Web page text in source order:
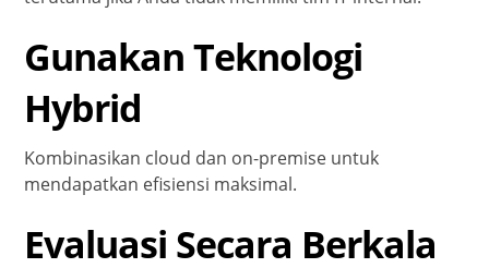
Gunakan Teknologi
Hybrid
Kombinasikan cloud dan on-premise untuk
mendapatkan efisiensi maksimal.
Evaluasi Secara Berkala